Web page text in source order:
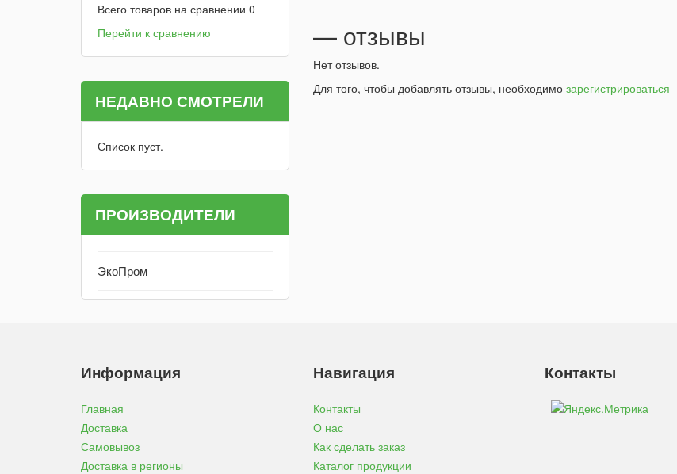
— отзывы
Нет отзывов.
Для того, чтобы добавлять отзывы, необходимо зарегистрироваться
Всего товаров на сравнении 0
Перейти к сравнению
НЕДАВНО СМОТРЕЛИ
Список пуст.
ПРОИЗВОДИТЕЛИ
ЭкоПром
Информация
Главная
Доставка
Самовывоз
Доставка в регионы
Навигация
Контакты
О нас
Как сделать заказ
Каталог продукции
Контакты